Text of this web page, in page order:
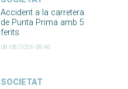
Accident a la carretera
de Punta Prima amb 5
ferits
08/08/2026 08:46
SOCIETAT